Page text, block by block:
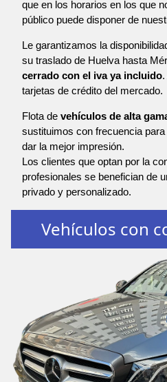
que en los horarios en los que
público puede disponer de
Le garantizamos la
su traslado de Huelva hasta
cerrado con el iva ya incluido
tarjetas de crédito del mercado.
Flota de vehículos de alta
sustituimos con frecuencia
dar la mejor impresión.
Los clientes que optan por la
profesionales se benefician de
privado y personalizado.
Vehículos con